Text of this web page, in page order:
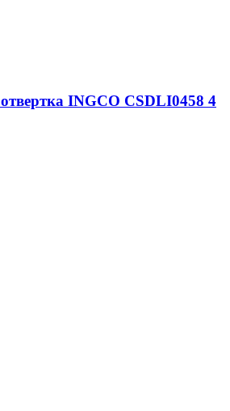
INGCO CSDLI0458 4